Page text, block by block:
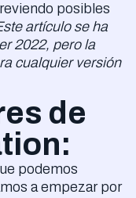
posibles
artículo se ha
2022, pero la
cualquier versión
de
podemos
a empezar por